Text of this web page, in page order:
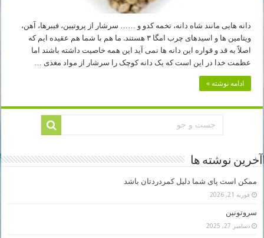
دانه هایی مانند شاه دانه، تخمه کدو و …… سرشار از پروتیین، فیبرها، آهن،
ویتامین ها و اسیدهای چرب امگا ۳ هستند. ما هم با شما هم عقیده ایم که
اصلاً به قد و قواره این دانه ها نمی آید این همه خاصیت داشته باشند اما
عظمت خدا در این است که یک دانه کوچک را سرشار از مواد مغذی …
ادامه نوشته »
آخرین نوشته ها
ممکن است پای شما دلیل کمردردتان باشد
فوریه 21, 2026
سروتونین
دسامبر 27, 2025